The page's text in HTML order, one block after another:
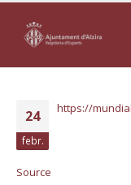
24
febr.
https://
Source